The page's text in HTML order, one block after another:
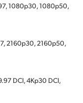
1080p30, 1080p50,
2160p30, 2160p50,
DCI, 4Kp30 DCI,